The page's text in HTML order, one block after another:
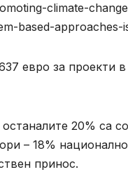
climate-
based-
евро за проекти
20% са
– 18%
принос.